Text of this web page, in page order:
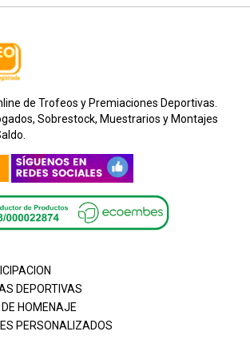
de Trofeos y Premiaciones Deportivas.
Sobrestock, Muestrarios y Montajes
DEPORTIVAS
HOMENAJE
PERSONALIZADOS